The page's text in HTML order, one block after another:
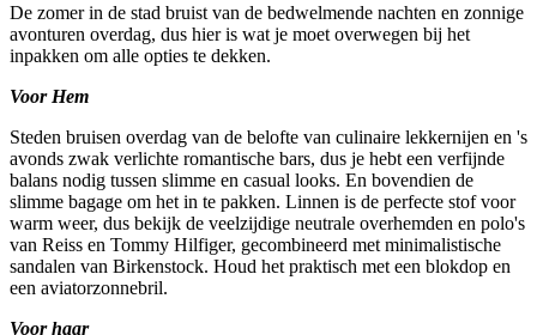
De zomer in de stad bruist van de bedwelmende nachten en zonnige
avonturen overdag, dus hier is wat je moet overwegen bij het
inpakken om alle opties te dekken.
Voor Hem
Steden bruisen overdag van de belofte van culinaire lekkernijen en 's
avonds zwak verlichte romantische bars, dus je hebt een verfijnde
balans nodig tussen slimme en casual looks. En bovendien de
slimme bagage om het in te pakken. Linnen is de perfecte stof voor
warm weer, dus bekijk de veelzijdige neutrale overhemden en polo's
van Reiss en Tommy Hilfiger, gecombineerd met minimalistische
sandalen van Birkenstock. Houd het praktisch met een blokdop en
een aviatorzonnebril.
Voor haar